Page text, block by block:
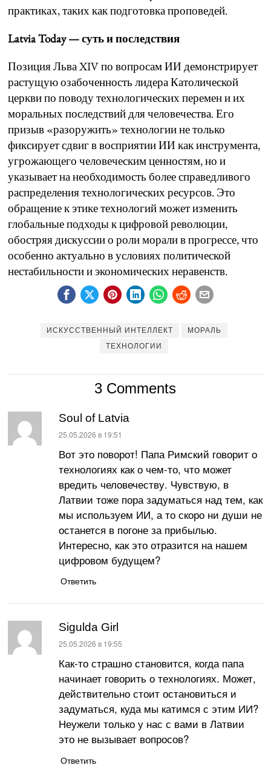
практиках, таких как подготовка проповедей.
Latvia Today — суть и последствия
Позиция Льва XIV по вопросам ИИ демонстрирует
растущую озабоченность лидера Католической
церкви по поводу технологических перемен и их
моральных последствий для человечества. Его
призыв «разоружить» технологии не только
фиксирует сдвиг в восприятии ИИ как инструмента,
угрожающего человеческим ценностям, но и
указывает на необходимость более справедливого
распределения технологических ресурсов. Это
обращение к этике технологий может изменить
глобальные подходы к цифровой революции,
обостряя дискуссии о роли морали в прогрессе, что
особенно актуально в условиях политической
нестабильности и экономических неравенств.
ИСКУССТВЕННЫЙ ИНТЕЛЛЕКТ
МОРАЛЬ
ТЕХНОЛОГИИ
3 Comments
Soul of Latvia
:
25.05.2026 в 19:51
Вот это поворот! Папа Римский говорит о
технологиях как о чем-то, что может
вредить человечеству. Чувствую, в
Латвии тоже пора задуматься над тем, как
мы используем ИИ, а то скоро ни души не
останется в погоне за прибылью.
Интересно, как это отразится на нашем
цифровом будущем?
Ответить
Sigulda Girl
:
25.05.2026 в 19:55
Как-то страшно становится, когда папа
начинает говорить о технологиях. Может,
действительно стоит остановиться и
задуматься, куда мы катимся с этим ИИ?
Неужели только у нас с вами в Латвии
это не вызывает вопросов?
Ответить